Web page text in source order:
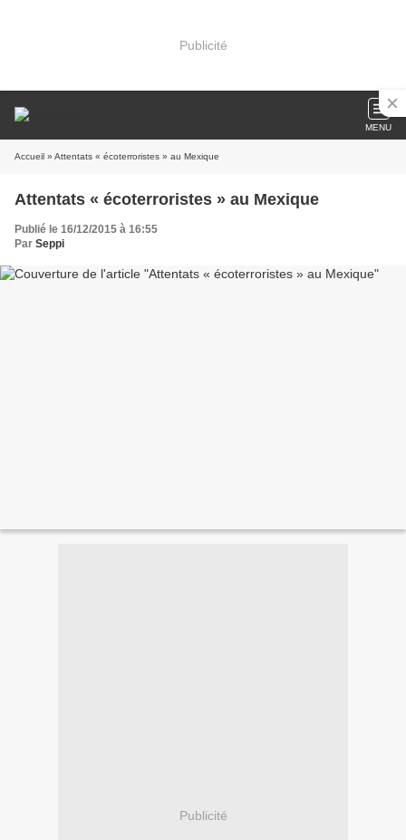
Publicité
MENU
Accueil » Attentats « écoterroristes » au Mexique
Attentats « écoterroristes » au Mexique
Publié le 16/12/2015 à 16:55
Par Seppi
Publicité